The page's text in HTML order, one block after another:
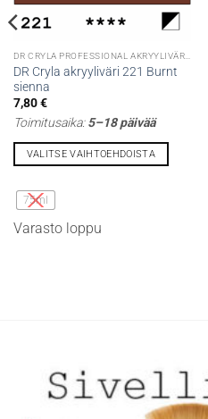
DR Cryla akryyliväri 221 Burnt
sienna
7,80€
Toimitusaika:5–18 päivää
VALITSE VAIHTOEHDOISTA
tuotteella
on
useampi
75ml
Varasto loppu